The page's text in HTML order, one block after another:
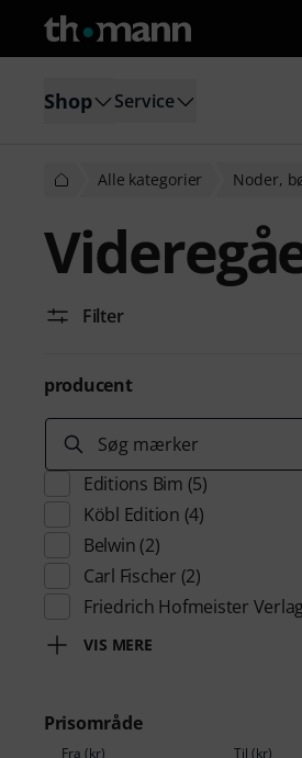
Shop Service
Alle kategorier Noder,
Filter
producent
Søg mærker
Editions Bim (5)
Köbl Edition (4)
Belwin (2)
Carl Fischer (2)
Friedrich Hofmeister Verlag
VIS MERE
Prisområde
Fra (kr) Til (kr)